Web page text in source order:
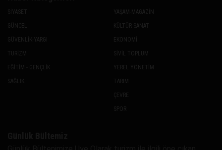
SİYASET
GÜNCEL
GÜVENLİK-YARGI
TURİZM
EĞİTİM - GENÇLİK
SAĞLIK
YAŞAM-MAGAZİN
KÜLTÜR-SANAT
EKONOMİ
SİVİL TOPLUM
YEREL YÖNETİM
TARIM
ÇEVRE
SPOR